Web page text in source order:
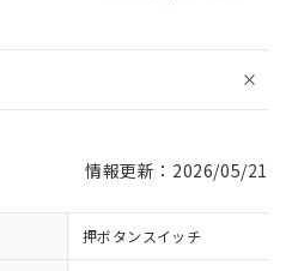
情報更新：2026/05/21
押ボタンスイッチ